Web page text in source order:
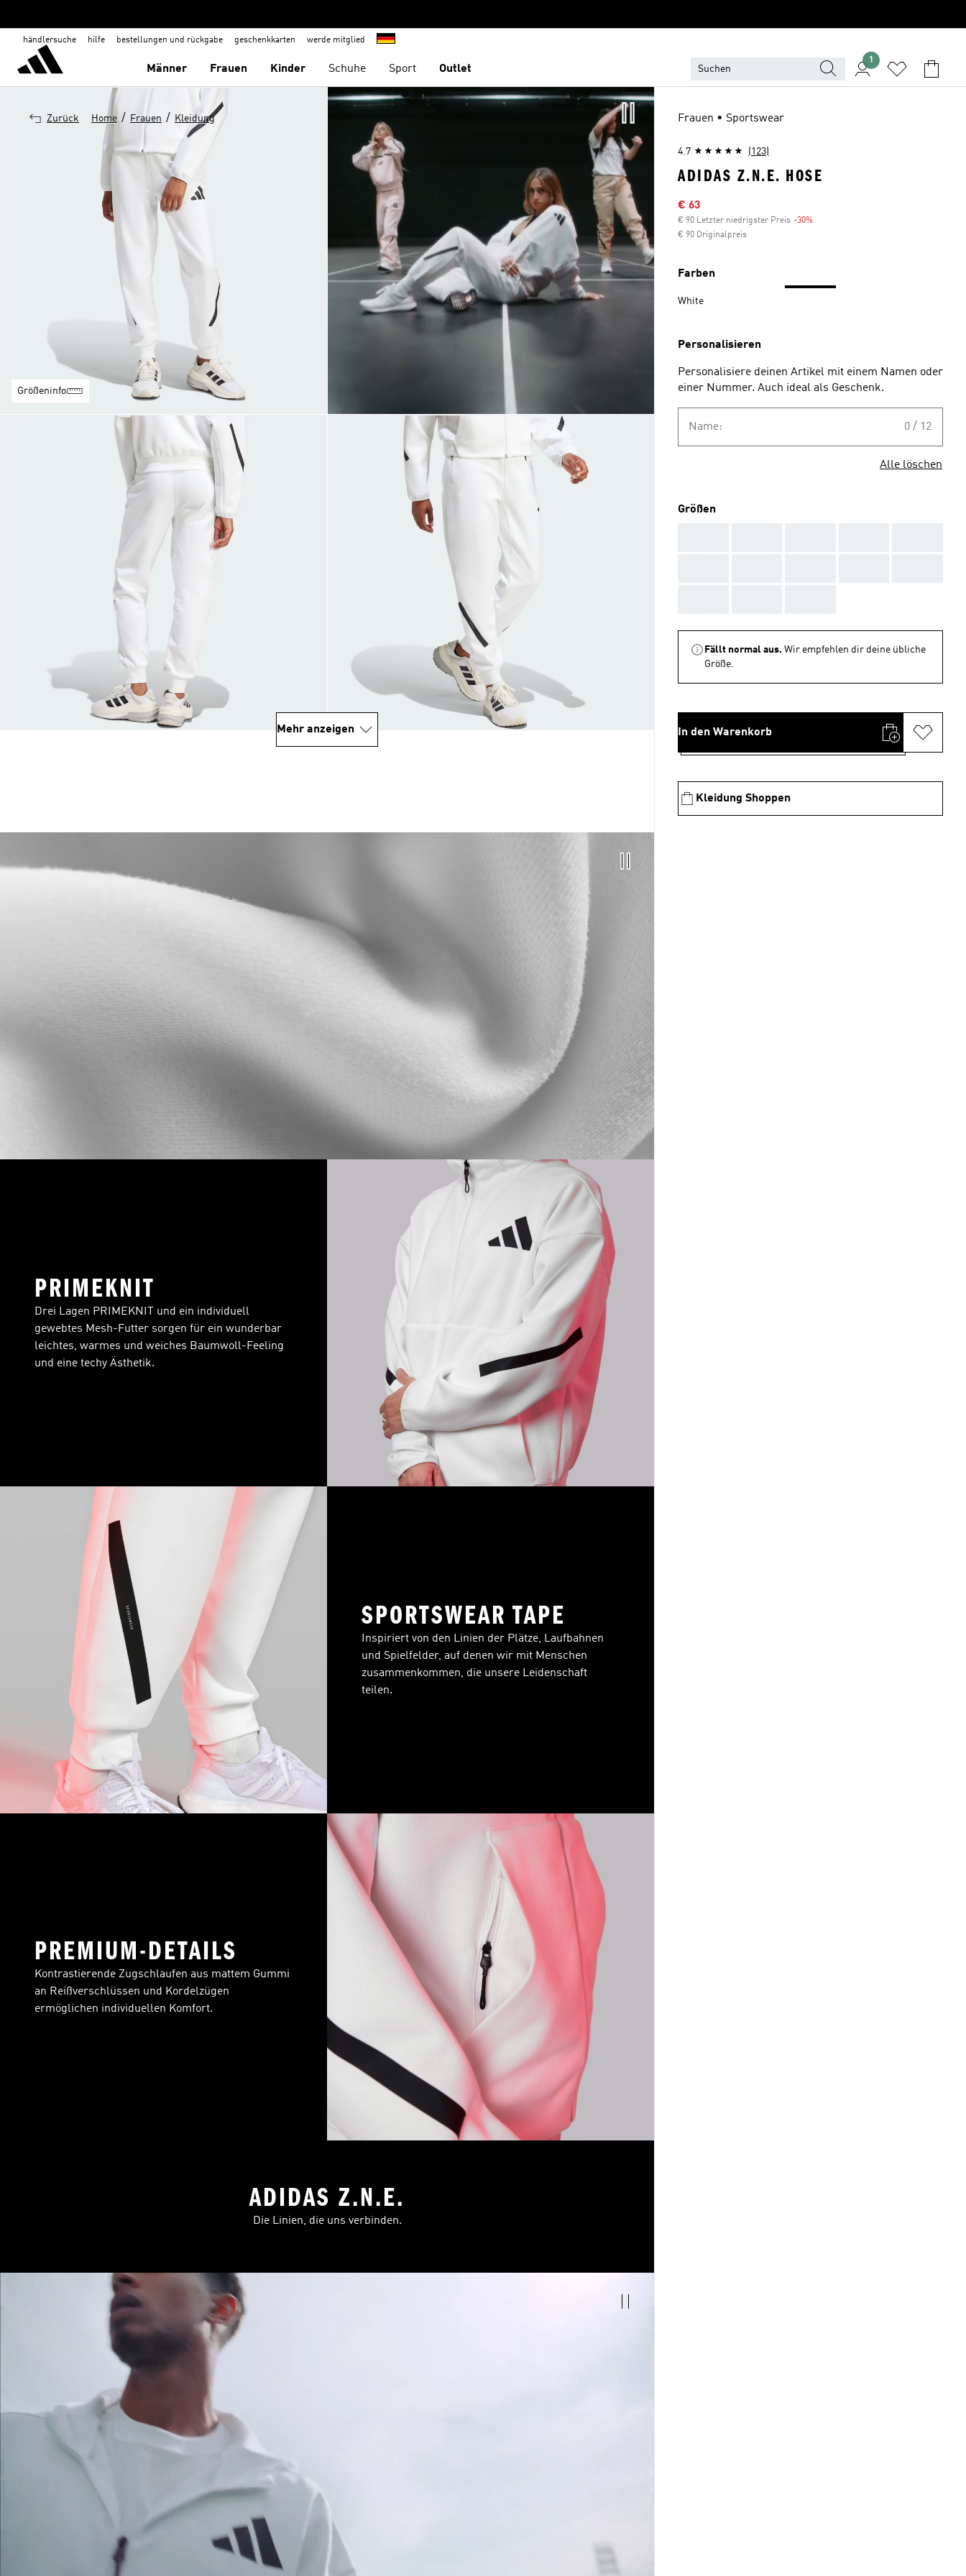
händlersuche hilfe bestellungen und rückgabe geschenkkarten werde mitglied
Männer Frauen Kinder Schuhe Sport Outlet
1
Zurück Home / Frauen / Kleidung
Größeninfo
Mehr anzeigen
PRIMEKNIT
Drei Lagen PRIMEKNIT und ein individuell
gewebtes Mesh-Futter sorgen für ein wunderbar
leichtes, warmes und weiches Baumwoll-Feeling
und eine techy Ästhetik.
SPORTSWEAR TAPE
Inspiriert von den Linien der Plätze, Laufbahnen
und Spielfelder, auf denen wir mit Menschen
zusammenkommen, die unsere Leidenschaft
teilen.
PREMIUM-DETAILS
Kontrastierende Zugschlaufen aus mattem Gummi
an Reißverschlüssen und Kordelzügen
ermöglichen individuellen Komfort.
ADIDAS Z.N.E.
Die Linien, die uns verbinden.
Frauen • Sportswear
4.7 (123)
ADIDAS Z.N.E. HOSE
Sale-Preis
€ 63
€ 90 Letzter niedrigster Preis -30%
€ 90 Originalpreis
Farben
White
Personalisieren
Personalisiere deinen Artikel mit einem Namen oder
einer Nummer. Auch ideal als Geschenk.
Name: 0 / 12
Alle löschen
Größen
Fällt normal aus. Wir empfehlen dir deine übliche
Größe.
In den Warenkorb
Kleidung Shoppen